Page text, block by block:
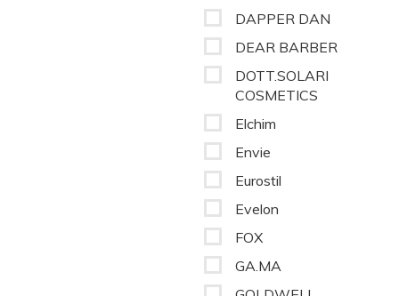
DAPPER DAN
DEAR BARBER
DOTT.SOLARI
COSMETICS
Elchim
Envie
Eurostil
Evelon
FOX
GA.MA